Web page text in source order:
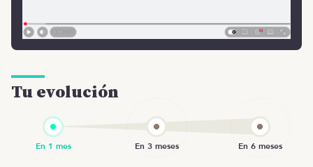
Tu evolución